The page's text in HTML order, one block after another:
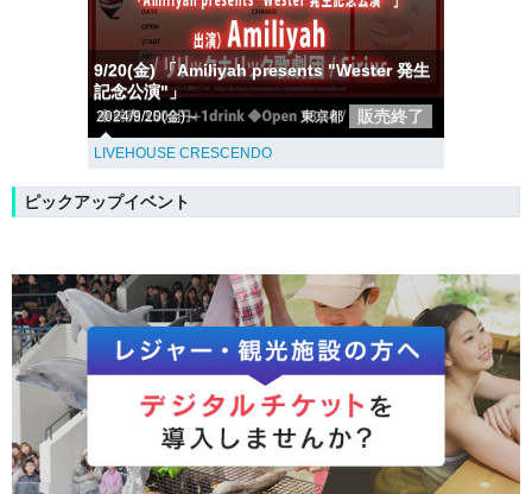
9/20(金) 「Amiliyah presents "Wester 発生
記念公演"」
2024/9/20(金)～ 東京都 販売終了
LIVEHOUSE CRESCENDO
ピックアップイベント